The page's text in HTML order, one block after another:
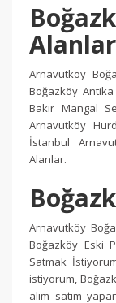
Alanlar
Arnavutköy
Boğazköy
Bakır Mangal
Arnavutköy
İstanbul
Alanlar.
Arnavutköy
Boğazköy Eski
Satmak
istiyorum,
alım satım